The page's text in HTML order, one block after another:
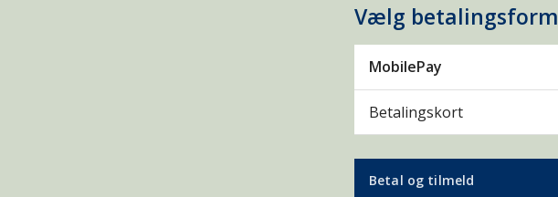
Vælg betalingsform
MobilePay
Betalingskort
Betal og tilmeld